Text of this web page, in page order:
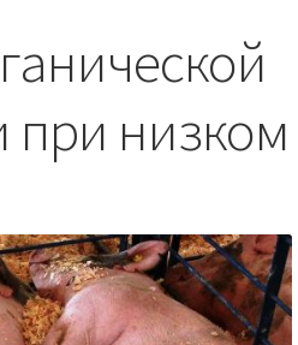
при низком